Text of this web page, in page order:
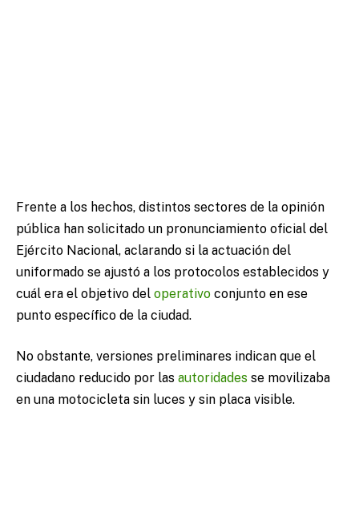
Frente a los hechos, distintos sectores de la opinión
pública han solicitado un pronunciamiento oficial del
Ejército Nacional, aclarando si la actuación del
uniformado se ajustó a los protocolos establecidos y
cuál era el objetivo del operativo conjunto en ese
punto específico de la ciudad.
No obstante, versiones preliminares indican que el
ciudadano reducido por las autoridades se movilizaba
en una motocicleta sin luces y sin placa visible.